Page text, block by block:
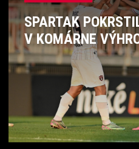
SPARTAK
V KOMÁRNE